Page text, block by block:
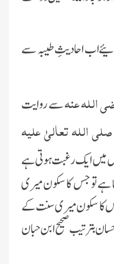
احادیثِ طیبہ سے
اللہ عنہسے روایت
صلی اللہ تعالیٰ علیہ
میں ایک رغبت ہوتی ہے
ہے تو جس کا سکون میری
جس کا سکون میری سنت کے
بترتیب صحیح ابن حبان